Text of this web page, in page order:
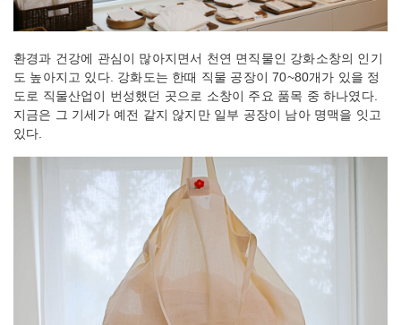
환경과 건강에 관심이 많아지면서 천연 면직물인 강화소창의 인기
도 높아지고 있다. 강화도는 한때 직물 공장이 70~80개가 있을 정
도로 직물산업이 번성했던 곳으로 소창이 주요 품목 중 하나였다.
지금은 그 기세가 예전 같지 않지만 일부 공장이 남아 명맥을 잇고
있다.